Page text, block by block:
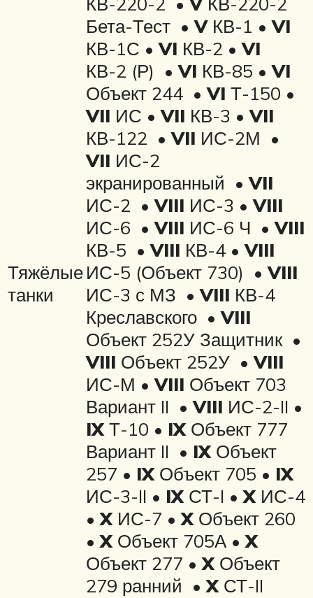
Тяжёлые
танки
Бета-Тест •VКВ-1 •VI
КВ-1С •VI КВ-2 •VI
КВ-2 (Р) •VI КВ-85 •VI
Объект 244 •VI Т-150 •
VII ИС •VII КВ-3 •VII
КВ-122 •VII ИС-2М •
VII ИС-2
экранированный •VII
ИС-2 •VIII ИС-3 •VIII
ИС-6 •VIII ИС-6 Ч •VIII
КВ-5 •VIII КВ-4 •VIII
ИС-5 (Объект 730) •VIII
ИС-3 с МЗ •VIII КВ-4
Креславского •VIII
Объект 252У Защитник •
VIII Объект 252У •VIII
ИС-М •VIII Объект 703
Вариант II •VIII ИС-2-II •
IXТ-10 • IXОбъект 777
Вариант II • IXОбъект
257 • IXОбъект 705 • IX
ИС-3-II • IXСТ-I •XИС-4
•XИС-7 •XОбъект 260
•XОбъект 705А •X
Объект 277 •XОбъект
279 ранний •XСТ-II